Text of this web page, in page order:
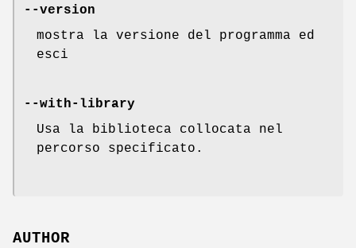
--version
mostra la versione del programma ed
esci
--with-library
Usa la biblioteca collocata nel
percorso specificato.
AUTHOR